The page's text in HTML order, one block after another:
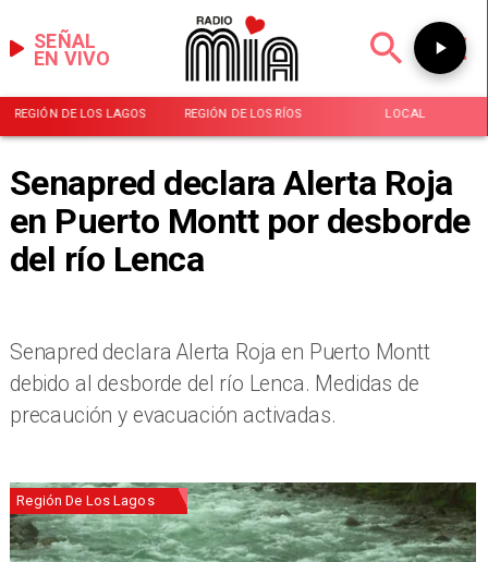
EN VIVO
SEÑAL
REGIÓN DE LOS LAGOS REGIÓN DE LOS RÍOS LOCAL
Senapred declara Alerta Roja
en Puerto Montt por desborde
del río Lenca
Senapred declara Alerta Roja en Puerto Montt
debido al desborde del río Lenca. Medidas de
precaución y evacuación activadas.
Región De Los Lagos